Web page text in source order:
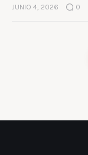
JUNIO 4, 2026 0